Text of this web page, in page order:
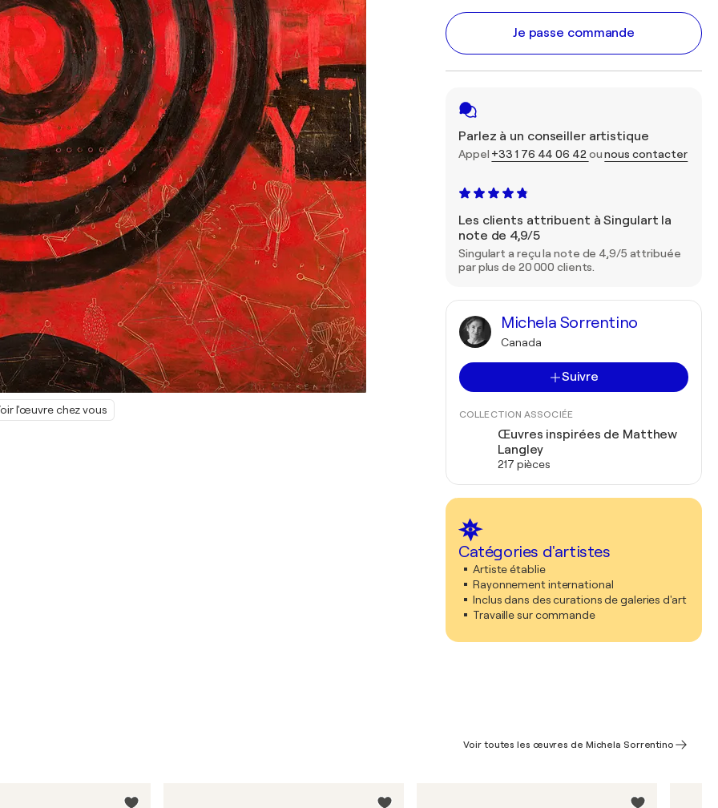
l'œuvre chez vous
Je passe commande
Parlez à un conseiller artistique
Appel +33 1 76 44 06 42 ounous contacter
Les clients attribuent à Singulart la
note de 4,9/5
Singulart a reçu la note de 4,9/5 attribuée
par plus de 20 000 clients.
Michela Sorrentino
Canada
Suivre
COLLECTION ASSOCIÉE
Œuvres inspirées de Matthew
Langley
217 pièces
Catégories d'artistes
Artiste établie
Rayonnement international
Inclus dans des curations de galeries d'art
Travaille sur commande
Voir toutes les œuvres de Michela Sorrentino